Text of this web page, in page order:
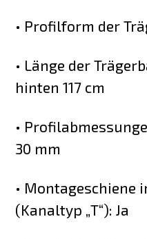
• Profilform der
• Länge der
hinten 117 cm
•
30 mm
• Montageschiene
(Kanaltyp „T“): Ja